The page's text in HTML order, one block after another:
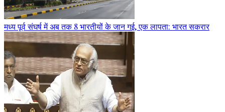
मध्य पूर्व संघर्ष में अब तक 8 भारतीयों के जान गई, एक लापता: भारत सकरार